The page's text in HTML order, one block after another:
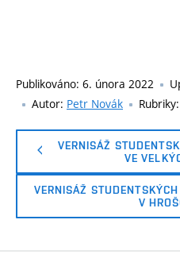
Publikováno: 6. února 2022
Autor: Petr Novák Rubriky:
VERNISÁŽ
VE
VERNISÁŽ
V